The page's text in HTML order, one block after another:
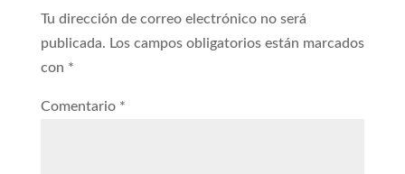
Tu dirección de correo electrónico no será
publicada. Los campos obligatorios están marcados
con *
Comentario *